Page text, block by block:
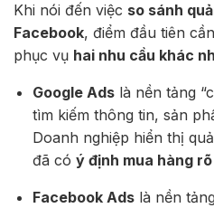
Khi nói đến việc so sánh
Facebook, điểm đầu tiên
phục vụ hai nhu cầu khác
Google Adslà nền tảng
tìm kiếm thông tin, sản
Doanh nghiệp hiển thị
đã có ý định mua hàng
Facebook Adslà nền